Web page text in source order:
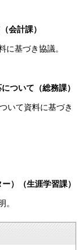
会計課）
に基づき協議。
ついて（総務課）
いて資料に基づき
）（生涯学習課）
。